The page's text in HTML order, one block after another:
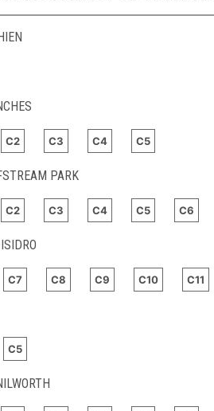
C2 C3 C4 C5
PARK
C2 C3 C4 C5 C6
C7 C8 C9 C10 C11
C5